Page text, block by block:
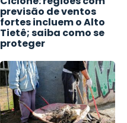
previsão de ventos
fortes incluem o Alto
Tietê; saiba como se
proteger